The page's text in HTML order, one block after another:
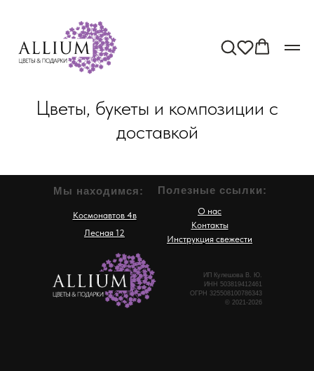
Цветы, букеты и композиции с
доставкой
Полезные ссылки:
ИП Кулешова В. Ю.
ИНН 503819412461
ОГРН 325508100786343
© 2021-2026
Инструкция свежести
Контакты
О нас
Лесная 12
Мы находимся:
Космонавтов 4в